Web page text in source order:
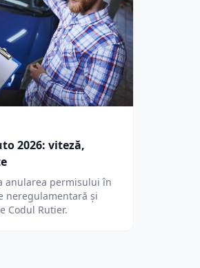
2026: viteză,
anularea permisului în
neregulamentară și
Codul Rutier.